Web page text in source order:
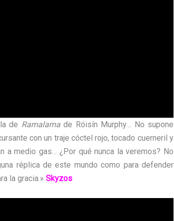
de Ramalamade Róisín Murphy… No supone
con un traje cóctel rojo, tocado cuerneril y
a medio gas… ¿Por qué nunca la veremos? No
réplica de este mundo como para defender
la gracia.» Skyzos